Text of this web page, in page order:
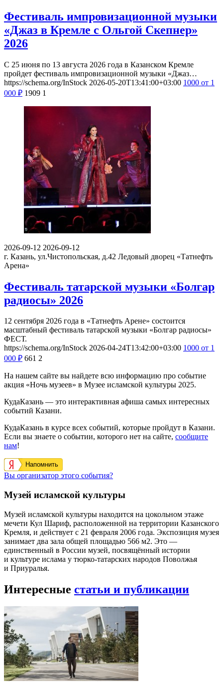
Фестиваль импровизационной музыки
«Джаз в Кремле с Ольгой Скепнер»
2026
С 25 июня по 13 августа 2026 года в Казанском Кремле
пройдет фестиваль импровизационной музыки «Джаз…
https://schema.org/InStock 2026-05-20T13:41:00+03:00 1000 от 1
000 ₽ 1909 1
2026-09-12 2026-09-12
г. Казань, ул.Чистопольская, д.42 Ледовый дворец «Татнефть
Арена»
Фестиваль татарской музыки «Болгар
радиосы» 2026
12 сентября 2026 года в «Татнефть Арене» состоится
масштабный фестиваль татарской музыки «Болгар радиосы»
ФЕСТ.
https://schema.org/InStock 2026-04-24T13:42:00+03:00 1000 от 1
000 ₽ 661 2
На нашем сайте вы найдете всю информацию про событие
акция «Ночь музеев» в Музее исламской культуры 2025.
КудаКазань — это интерактивная афиша самых интересных
событий Казани.
КудаКазань в курсе всех событий, которые пройдут в Казани.
Если вы знаете о событии, которого нет на сайте, сообщите
нам!
Напомнить
Вы организатор этого события?
Музей исламской культуры
Музей исламской культуры находится на цокольном этаже
мечети Кул Шариф, расположенной на территории Казанского
Кремля, и действует с 21 февраля 2006 года. Экспозиция музея
занимает два зала общей площадью 566 м2. Это —
единственный в России музей, посвящённый истории
и культуре ислама у тюрко-татарских народов Поволжья
и Приуралья.
Интересные статьи и публикации